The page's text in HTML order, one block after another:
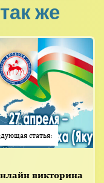
же
статья:
викторина